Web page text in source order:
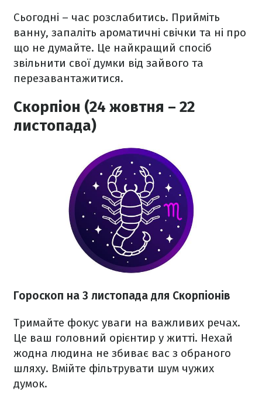
Сьогодні – час розслабитись. Прийміть
ванну, запаліть ароматичні свічки та ні про
що не думайте. Це найкращий спосіб
звільнити свої думки від зайвого та
перезавантажитися.
Скорпіон (24 жовтня – 22
листопада)
Гороскоп на 3 листопада для Скорпіонів
Тримайте фокус уваги на важливих речах.
Це ваш головний орієнтир у житті. Нехай
жодна людина не збиває вас з обраного
шляху. Вмійте фільтрувати шум чужих
думок.